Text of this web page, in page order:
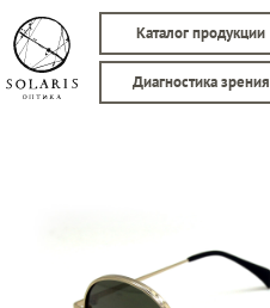
Каталог продукции
Диагностика зрения